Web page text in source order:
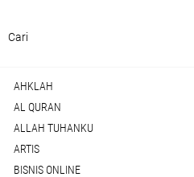
Cari
AHKLAH
AL QURAN
ALLAH TUHANKU
ARTIS
BISNIS ONLINE